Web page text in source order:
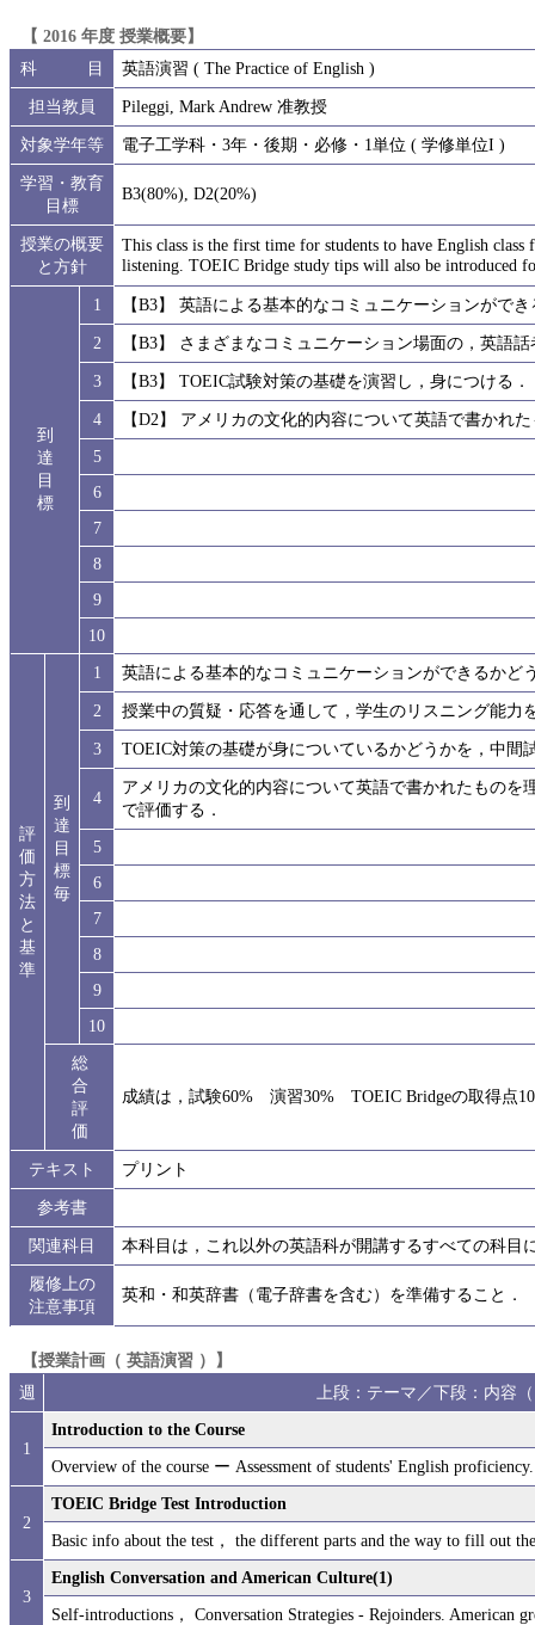
【 2016 年度 授業概要】
科 目
英語演習 ( The Practice of English )
担当教員
Pileggi, Mark Andrew 准教授
対象学年等
電子工学科・3年・後期・必修・1単位 ( 学修単位I )
学習・教育
目標
B3(80%), D2(20%)
授業の概要
と方針
This class is the first time for students to have English
listening. TOEIC Bridge study tips will also be introduced
到
達
目
標
1
【B3】 英語による基本的なコミュニケーションができ
2
【B3】 さまざまなコミュニケーション場面の，英語
3
【B3】 TOEIC試験対策の基礎を演習し，身につける．
4
【D2】 アメリカの文化的内容について英語で書かれ
5
6
7
8
9
10
評
価
方
法
と
基
準
到
達
目
標
毎
1
英語による基本的なコミュニケーションができるかど
2
授業中の質疑・応答を通して，学生のリスニング能力
3
TOEIC対策の基礎が身についているかどうかを，中間
4
アメリカの文化的内容について英語で書かれたもの
で評価する．
5
6
7
8
9
10
総
合
評
価
成績は，試験60% 演習30% TOEIC Bridgeの取得点
テキスト
プリント
参考書
関連科目
本科目は，これ以外の英語科が開講するすべての科目
履修上の
注意事項
英和・和英辞書（電子辞書を含む）を準備すること．
【授業計画（ 英語演習 ）】
週
上段：テーマ／下段：内容
1
Introduction to the Course
Overview of the course ー Assessment of students' English proficiency.
2
TOEIC Bridge Test Introduction
Basic info about the test， the different parts and the way to fill out
3
English Conversation and American Culture(1)
Self-introductions， Conversation Strategies - Rejoinders. American